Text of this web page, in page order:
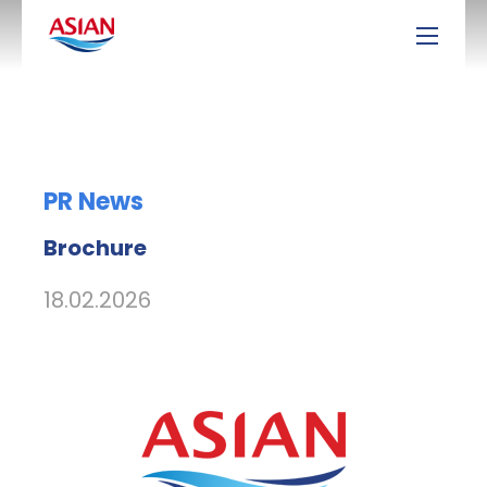
PR News
Brochure
18.02.2026